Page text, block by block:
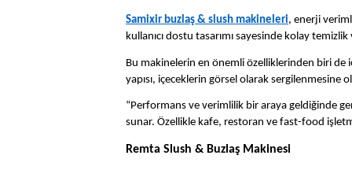
Samixir buzlaş & slush makineleri, enerji
kullanıcı dostu tasarımı sayesinde kolay temizlik
Bu makinelerin en önemli özelliklerinden biri de
yapısı, içeceklerin görsel olarak sergilenmesine
“Performans ve verimlilik bir araya geldiğinde
sunar. Özellikle kafe, restoran ve fast-food
Remta Slush & Buzlaş Makinesi